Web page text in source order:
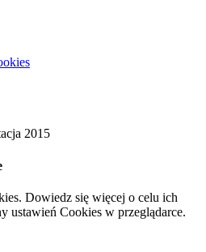
2015
Dowiedz się więcej o celu ich
ustawień Cookies w przeglądarce.